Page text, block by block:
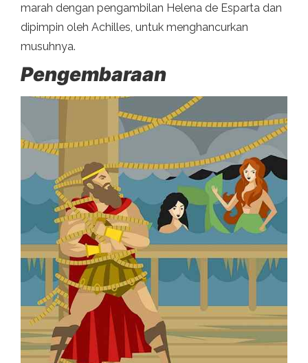
marah dengan pengambilan Helena de Esparta dan
dipimpin oleh Achilles, untuk menghancurkan
musuhnya.
Pengembaraan